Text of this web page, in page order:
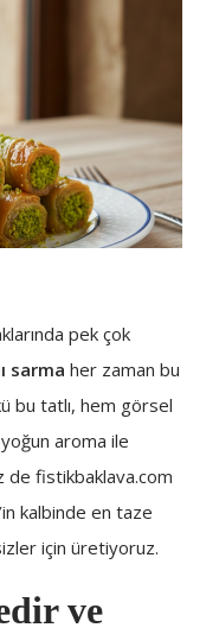
pek çok
sarma her zaman bu
bu tatlı, hem görsel
aroma ile
de fistikbaklava.com
kalbinde en taze
için üretiyoruz.
ve